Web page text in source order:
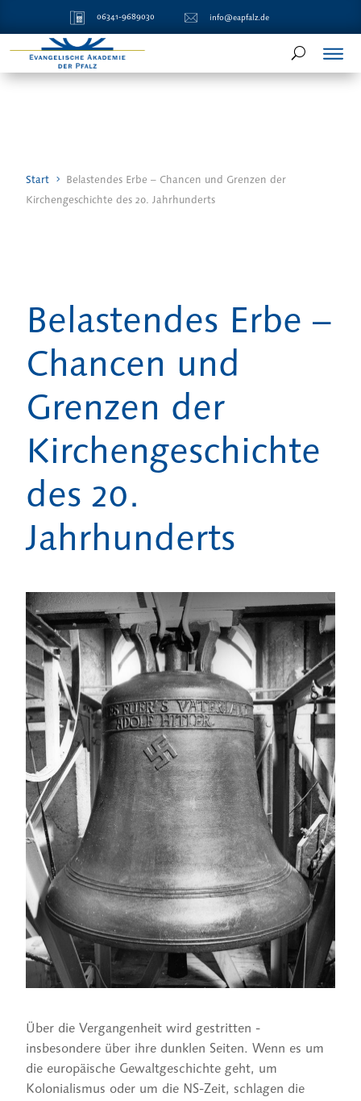
06341-9689030 info@eapfalz.de
Start
Belastendes Erbe – Chancen und Grenzen der
Kirchengeschichte des 20. Jahrhunderts
Belastendes Erbe –
Chancen und
Grenzen der
Kirchengeschichte
des 20.
Jahrhunderts
Über die Vergangenheit wird gestritten -
insbesondere über ihre dunklen Seiten. Wenn es um
die europäische Gewaltgeschichte geht, um
Kolonialismus oder um die NS-Zeit, schlagen die